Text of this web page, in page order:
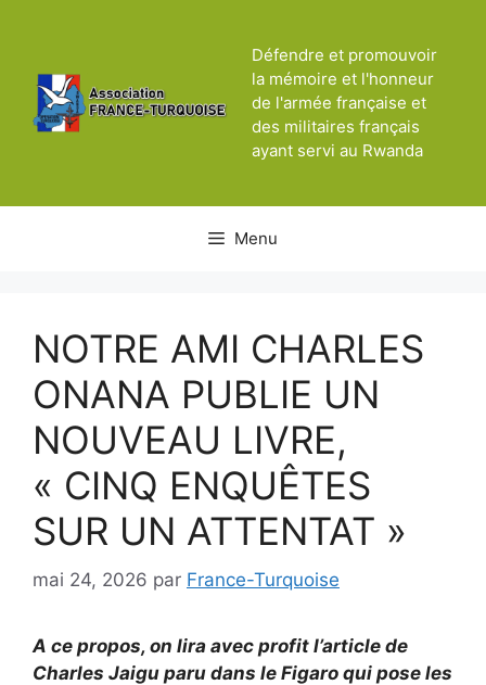
Défendre et promouvoir
la mémoire et l'honneur
de l'armée française et
des militaires français
ayant servi au Rwanda
Menu
NOTRE AMI CHARLES
ONANA PUBLIE UN
NOUVEAU LIVRE,
« CINQ ENQUÊTES
SUR UN ATTENTAT »
mai 24, 2026 par France-Turquoise
A ce propos, on lira avec profit l’article de
Charles Jaigu paru dans le Figaro qui pose les